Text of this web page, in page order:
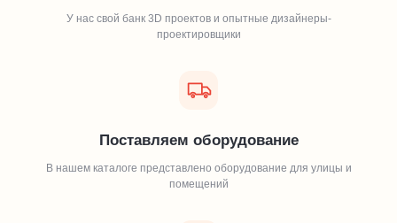
У нас свой банк 3D проектов и опытные дизайнеры-
проектировщики
Поставляем оборудование
В нашем каталоге представлено оборудование для улицы и
помещений